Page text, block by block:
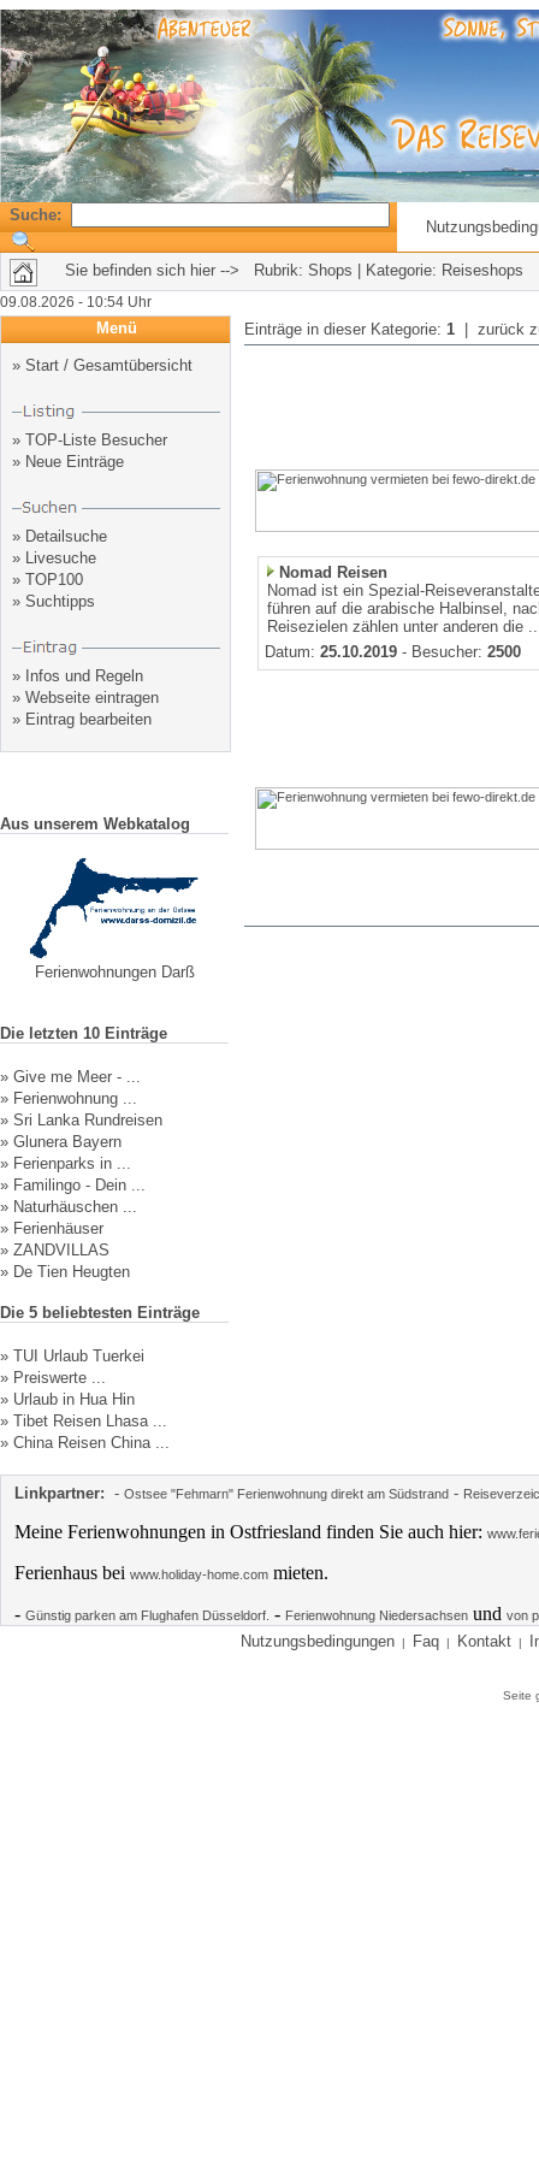
Suche:
Sie befinden sich hier --> Rubrik: Shops | Kategorie: Reiseshops
09.08.2026 - 10:54 Uhr
Menü
» Start / Gesamtübersicht
» TOP-Liste Besucher
» Neue Einträge
» Detailsuche
» Livesuche
» TOP100
» Suchtipps
» Infos und Regeln
» Webseite eintragen
» Eintrag bearbeiten
Aus unserem Webkatalog
Ferienwohnungen Darß
Die letzten 10 Einträge
» Give me Meer - ...
» Ferienwohnung ...
» Sri Lanka Rundreisen
» Glunera Bayern
» Ferienparks in ...
» Familingo - Dein ...
» Naturhäuschen ...
» Ferienhäuser
» ZANDVILLAS
» De Tien Heugten
Die 5 beliebtesten Einträge
» TUI Urlaub Tuerkei
» Preiswerte ...
» Urlaub in Hua Hin
» Tibet Reisen Lhasa ...
» China Reisen China ...
Einträge in dieser Kategorie: 1 | zurück
Nomad Reisen
Nomad ist ein Spezial-
führen auf die arabische Halbinsel,
Reisezielen zählen unter anderen die
Datum: 25.10.2019 - Besucher: 2500
Linkpartner: - Ostsee "Fehmarn" Ferienwohnung direkt am Südstrand -
Meine Ferienwohnungen in Ostfriesland finden Sie auch hier:
Ferienhaus bei www.holiday-home.com mieten.
- Günstig parken am Flughafen Düsseldorf. - Ferienwohnung Niedersachsen und von
Nutzungsbedingungen | Faq | Kontakt |
Seite